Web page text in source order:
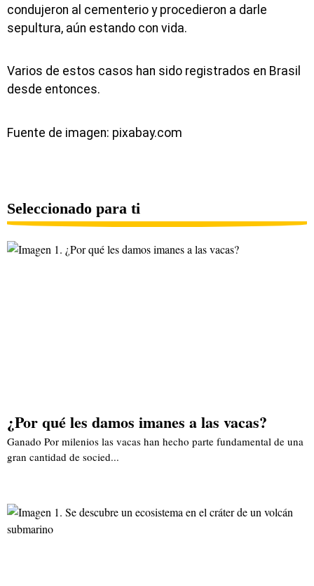
condujeron al cementerio y procedieron a darle
sepultura, aún estando con vida.
Varios de estos casos han sido registrados en Brasil
desde entonces.
Fuente de imagen: pixabay.com
Seleccionado para ti
¿Por qué les damos imanes a las vacas?
Ganado Por milenios las vacas han hecho parte fundamental de una
gran cantidad de socied...